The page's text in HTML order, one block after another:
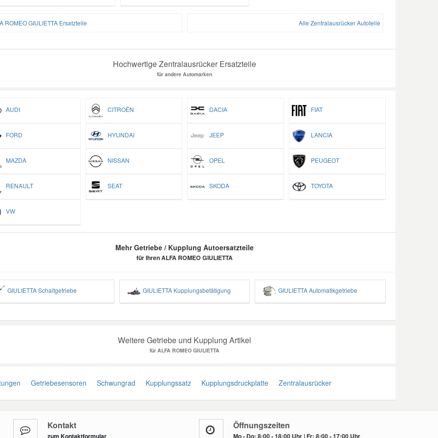
ROMEO GIULIETTA Ersatzteile Alle Zentralausrücker Autoteile
Hochwertige Zentralausrücker Ersatzteile
für andere Automarken
AUDI CITROËN DACIA FIAT
FORD HYUNDAI JEEP LANCIA
MAZDA NISSAN OPEL PEUGEOT
RENAULT SEAT SKODA TOYOTA
VW
Mehr Getriebe / Kupplung Autoersatzteile
für Ihren ALFA ROMEO GIULIETTA
GIULIETTA Schaltgetriebe GIULIETTA Kupplungsbetätigung GIULIETTA Automatikgetriebe
Weitere Getriebe und Kupplung Artikel
für ALFA ROMEO GIULIETTA
Getriebesensoren Schwungrad Kupplungssatz Kupplungsdruckplatte Zentralausrücker
Kontakt
zum Kontaktformular
Öffnungszeiten
Mo - Do: 8:00 - 18:00 Uhr | Fr: 8:00 - 17:00 Uhr